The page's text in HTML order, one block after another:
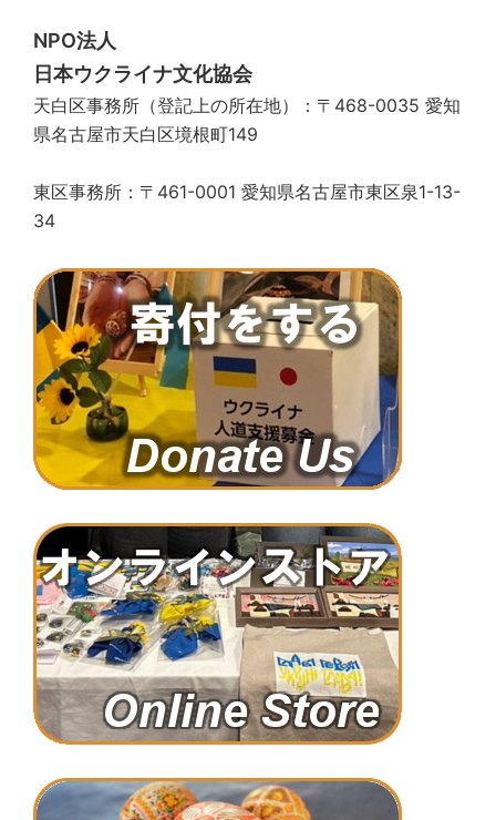
NPO法人
日本ウクライナ文化協会
天白区事務所（登記上の所在地）：〒468-0035 愛知
県名古屋市天白区境根町149
東区事務所：〒461-0001 愛知県名古屋市東区泉1-13-
34